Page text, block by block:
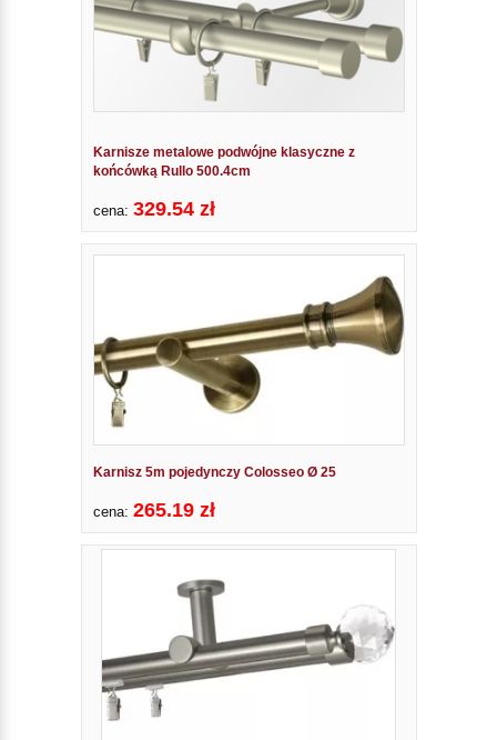
Karnisze metalowe podwójne klasyczne z
końcówką Rullo 500.4cm
cena: 329.54 zł
Karnisz 5m pojedynczy Colosseo Ø 25
cena: 265.19 zł